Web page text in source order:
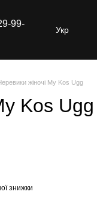
99-
Укр
жіночі My Kos Ugg
Kos Ugg
знижки